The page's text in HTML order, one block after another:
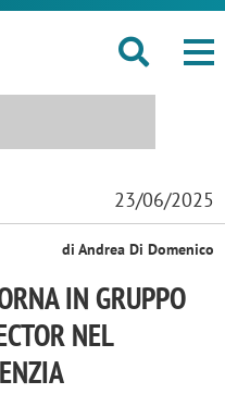
23/06/2025
di Andrea Di Domenico
IN GRUPPO
NEL